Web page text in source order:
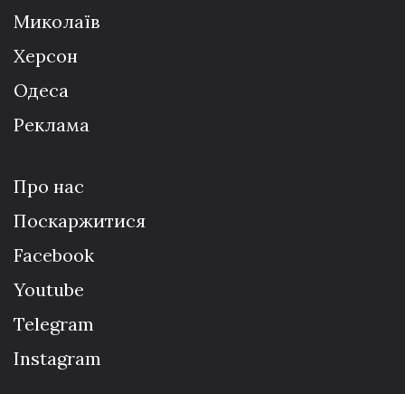
Миколаїв
Херсон
Одеса
Реклама
Про нас
Поскаржитися
Facebook
Youtube
Telegram
Instagram